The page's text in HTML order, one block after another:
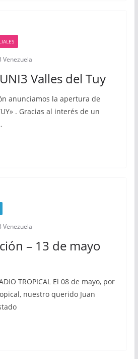
Venezuela
Valles del Tuy
anunciamos la apertura de
. Gracias al interés de un
Venezuela
– 13 de mayo
TROPICAL El 08 de mayo, por
nuestro querido Juan